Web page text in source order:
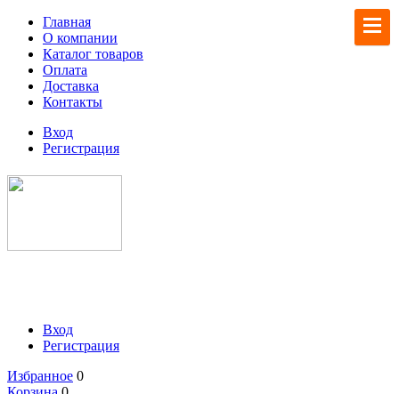
Главная
О компании
Каталог товаров
Оплата
Доставка
Контакты
Вход
Регистрация
Вход
Регистрация
Избранное 0